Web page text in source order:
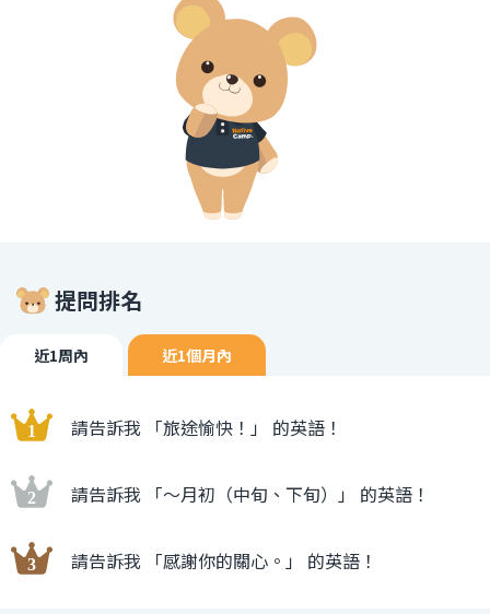
提問排名
近1周內 近1個月內
請告訴我 「旅途愉快！」 的英語！
請告訴我 「〜月初（中旬、下旬）」 的英語！
請告訴我 「感謝你的關心。」 的英語！